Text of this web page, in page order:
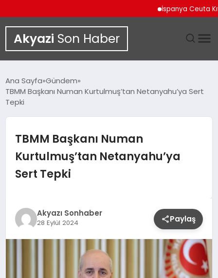
İspanya Ceuta
Akyazi Son Haber
SIYASET
SPOR
YAŞAM
Ana Sayfa Gündem
TBMM Başkanı Numan Kurtulmuş’tan Netanyahu’ya Sert
Tepki
TBMM Başkanı Numan
Kurtulmuş’tan Netanyahu’ya
Sert Tepki
Akyazı Sonhaber
28 Eylül 2024 Paylaş